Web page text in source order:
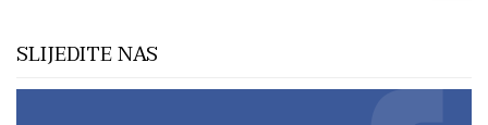
SLIJEDITE NAS